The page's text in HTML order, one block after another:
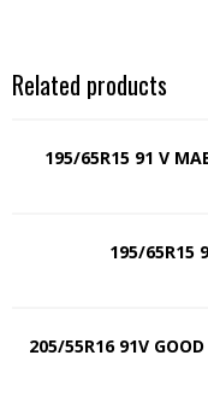
Related products
195/65R15 91 V
195/65R15
205/55R16 91V GOOD